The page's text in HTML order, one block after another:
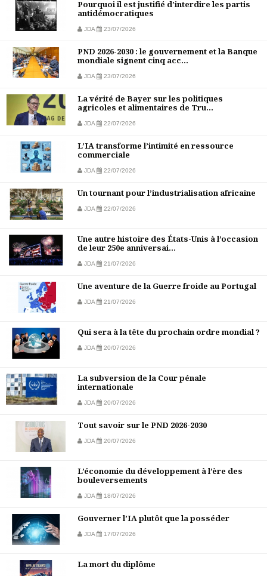
Pourquoi il est justifié d’interdire les partis
antidémocratiques
JDA 23/07/2026
PND 2026-2030 : le gouvernement et la Banque
mondiale signent cinq acc...
JDA 23/07/2026
La vérité de Bayer sur les politiques
agricoles et alimentaires de Tru...
JDA 22/07/2026
L’IA transforme l’intimité en ressource
commerciale
JDA 22/07/2026
Un tournant pour l’industrialisation africaine
JDA 22/07/2026
Une autre histoire des États-Unis à l’occasion
de leur 250e anniversai...
JDA 21/07/2026
Une aventure de la Guerre froide au Portugal
JDA 21/07/2026
Qui sera à la tête du prochain ordre mondial ?
JDA 20/07/2026
La subversion de la Cour pénale
internationale
JDA 20/07/2026
Tout savoir sur le PND 2026-2030
JDA 20/07/2026
L’économie du développement à l’ère des
bouleversements
JDA 18/07/2026
Gouverner l’IA plutôt que la posséder
JDA 17/07/2026
La mort du diplôme